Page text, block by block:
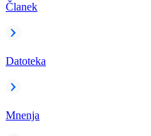
Članek
Datoteka
Mnenja